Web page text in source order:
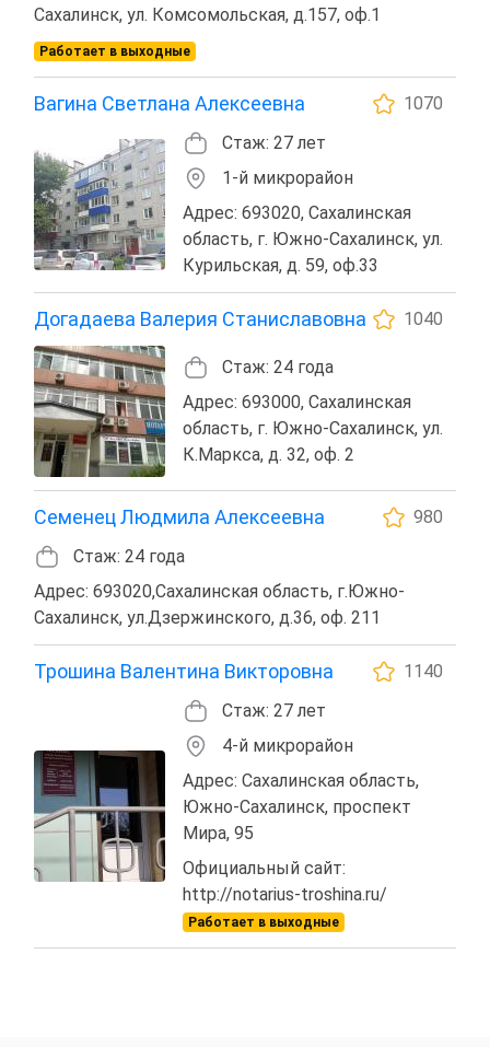
Сахалинск, ул. Комсомольская, д.157, оф.1
Работает в выходные
Вагина Светлана Алексеевна
1070
Стаж: 27 лет
1-й микрорайон
Адрес: 693020, Сахалинская
область, г. Южно-Сахалинск, ул.
Курильская, д. 59, оф.33
Догадаева Валерия Станиславовна 1040
Стаж: 24 года
Адрес: 693000, Сахалинская
область, г. Южно-Сахалинск, ул.
К.Маркса, д. 32, оф. 2
Семенец Людмила Алексеевна
980
Стаж: 24 года
Адрес: 693020,Сахалинская область, г.Южно-
Сахалинск, ул.Дзержинского, д.36, оф. 211
Трошина Валентина Викторовна
1140
Стаж: 27 лет
4-й микрорайон
Адрес: Сахалинская область,
Южно-Сахалинск, проспект
Мира, 95
Официальный сайт:
http://notarius-troshina.ru/
Работает в выходные